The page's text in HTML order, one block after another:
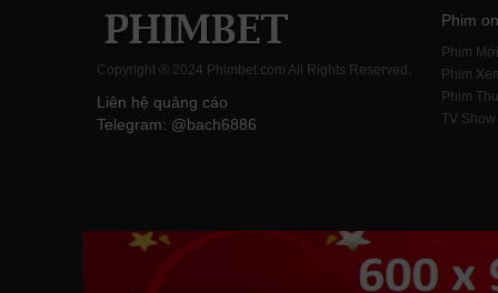
Copyright ® 2024 Phimbet.com All Rights Reserved.
Liên hệ quảng cáo
Telegram: @bach6886
Phim
Phim Mới
Phim
Phim
TV Show